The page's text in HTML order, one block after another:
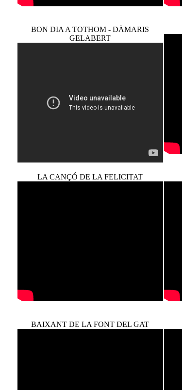
BON DIA A TOTHOM - DÀMARIS
GELABERT
LA CANÇÓ DE LA FELICITAT
BAIXANT DE LA FONT DEL GAT